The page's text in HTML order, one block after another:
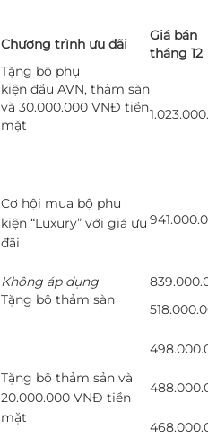
Chương trình ưu đãi
Giá bán
tháng 12
Tặng bộ phụ
kiện đầu AVN, thảm sàn
và 30.000.000 VNĐ tiền
mặt
Cơ hội mua bộ phụ
kiện “Luxury” với giá ưu
đãi
Không áp dụng
Tặng bộ thảm sàn
Tặng bộ thảm sản và
20.000.000 VNĐ tiền
mặt